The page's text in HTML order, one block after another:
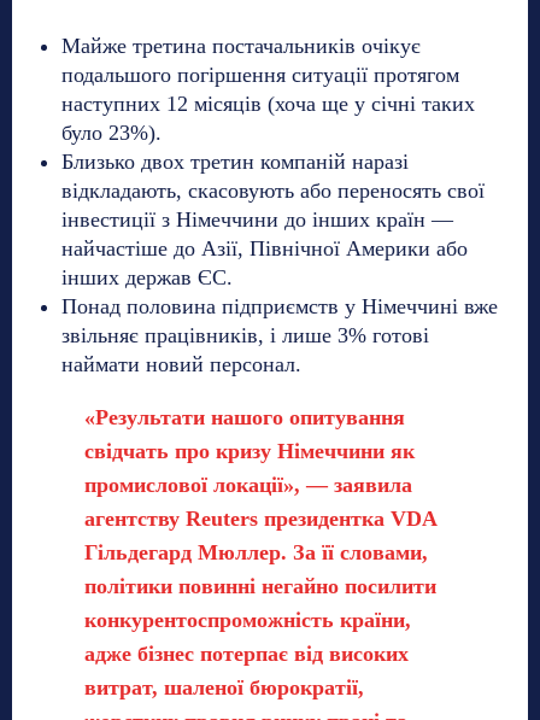
Майже третина постачальників очікує
подальшого погіршення ситуації протягом
наступних 12 місяців (хоча ще у січні таких
було 23%).
Близько двох третин компаній наразі
відкладають, скасовують або переносять свої
інвестиції з Німеччини до інших країн —
найчастіше до Азії, Північної Америки або
інших держав ЄС.
Понад половина підприємств у Німеччині вже
звільняє працівників, і лише 3% готові
наймати новий персонал.
«Результати нашого опитування
свідчать про кризу Німеччини як
промислової локації», — заявила
агентству Reuters президентка VDA
Гільдегард Мюллер. За її словами,
політики повинні негайно посилити
конкурентоспроможність країни,
адже бізнес потерпає від високих
витрат, шаленої бюрократії,